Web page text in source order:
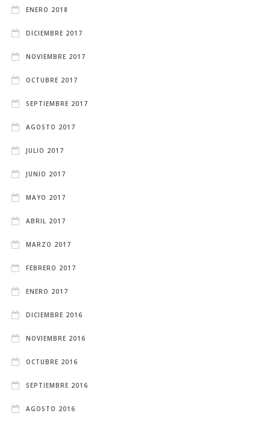
ENERO 2018
DICIEMBRE 2017
NOVIEMBRE 2017
OCTUBRE 2017
SEPTIEMBRE 2017
AGOSTO 2017
JULIO 2017
JUNIO 2017
MAYO 2017
ABRIL 2017
MARZO 2017
FEBRERO 2017
ENERO 2017
DICIEMBRE 2016
NOVIEMBRE 2016
OCTUBRE 2016
SEPTIEMBRE 2016
AGOSTO 2016